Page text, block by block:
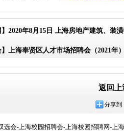
】2020年8月15日 上海房地产建筑、装
】上海奉贤区人才市场招聘会（2021年
返回上
分享到
选会-上海校园招聘会-上海校园招聘网-上